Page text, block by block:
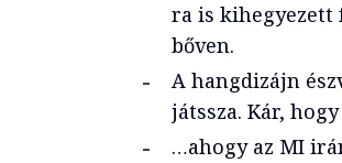
ra is kihegyezett
bőven.
A hangdizájn
játssza. Kár,
…ahogy az MI